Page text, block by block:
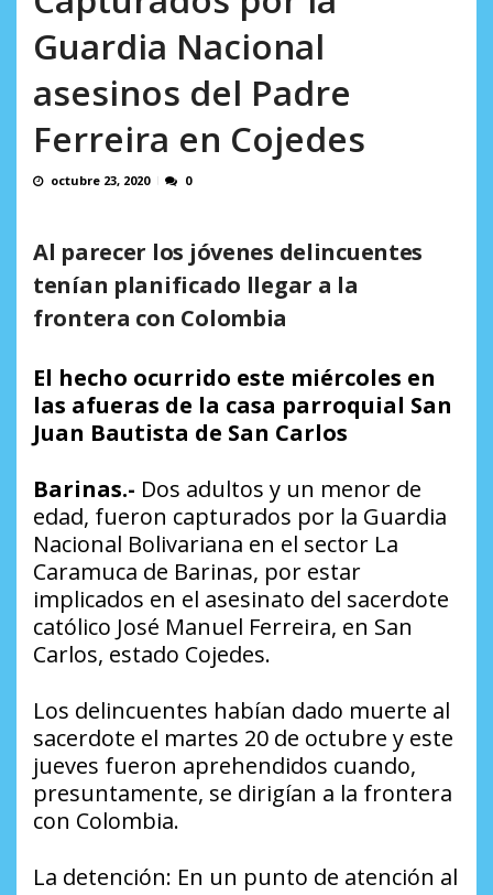
Guardia Nacional
asesinos del Padre
Ferreira en Cojedes
octubre 23, 2020 0
Al parecer los jóvenes delincuentes
tenían planificado llegar a la
frontera con Colombia
El hecho ocurrido este miércoles en
las afueras de la casa parroquial San
Juan Bautista de San Carlos
Barinas.- Dos adultos y un menor de
edad, fueron capturados por la Guardia
Nacional Bolivariana en el sector La
Caramuca de Barinas, por estar
implicados en el asesinato del sacerdote
católico José Manuel Ferreira, en San
Carlos, estado Cojedes.
Los delincuentes habían dado muerte al
sacerdote el martes 20 de octubre y este
jueves fueron aprehendidos cuando,
presuntamente, se dirigían a la frontera
con Colombia.
La detención: En un punto de atención al